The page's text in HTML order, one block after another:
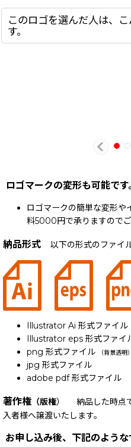
このロゴを選んだ人は、
す。
ロゴマークの変形も可能です
ロゴマークの簡単な変形や
料5000円で承りますのでご
納品形式 以下の形式のファイ
Illustrator Ai 形式ファイル
Illustrator eps 形式ファイ
png 形式ファイル （背景透明）
jpg 形式ファイル
adobe pdf 形式ファイル
著作権 （版権） 納品した時点
入者様へ譲渡いたします。
お申し込み後、下記のよう